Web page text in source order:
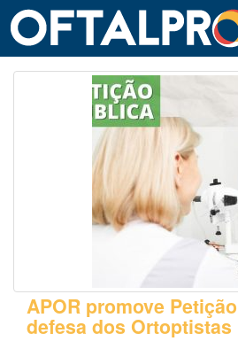
APOR promove
defesa dos Ortoptistas